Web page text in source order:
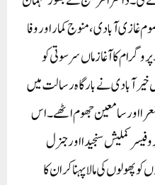
آبادی ،منوج کمار اور وفا
کا آغاز ماں سرسوتی کو
خیرآبادی نے بارگاہ رسالت میں
اور سامعین جھوم اٹھے۔ اس
کملیش سنجیدا اور جنرل
پھولوں کی مالا پہنا کر ان کا